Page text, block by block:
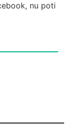
nu poti